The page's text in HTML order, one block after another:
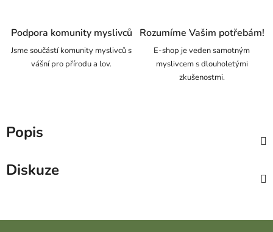
Podpora komunity myslivců
Jsme součástí komunity myslivců s
vášní pro přírodu a lov.
Rozumíme Vašim potřebám!
E-shop je veden samotným
myslivcem s dlouholetými
zkušenostmi.
Popis
Diskuze